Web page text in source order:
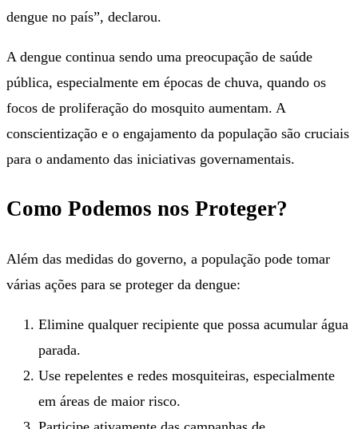
dengue no país”, declarou.
A dengue continua sendo uma preocupação de saúde
pública, especialmente em épocas de chuva, quando os
focos de proliferação do mosquito aumentam. A
conscientização e o engajamento da população são cruciais
para o andamento das iniciativas governamentais.
Como Podemos nos Proteger?
Além das medidas do governo, a população pode tomar
várias ações para se proteger da dengue:
Elimine qualquer recipiente que possa acumular água
parada.
Use repelentes e redes mosquiteiras, especialmente
em áreas de maior risco.